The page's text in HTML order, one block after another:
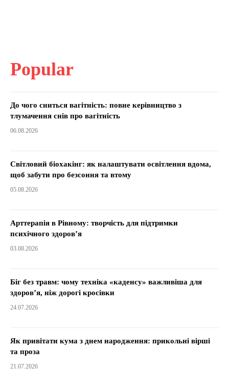
Popular
До чого сниться вагітність: повне керівництво з
тлумачення снів про вагітність
06.08.2026
Світловий біохакінг: як налаштувати освітлення вдома,
щоб забути про безсоння та втому
05.08.2026
Арттерапія в Рівному: творчість для підтримки
психічного здоров’я
03.08.2026
Біг без травм: чому техніка «каденсу» важливіша для
здоров’я, ніж дорогі кросівки
24.07.2026
Як привітати кума з днем народження: прикольні вірші
та проза
21.07.2026